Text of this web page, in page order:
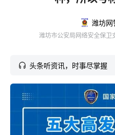
潍坊网
头条听资讯，时事尽掌握